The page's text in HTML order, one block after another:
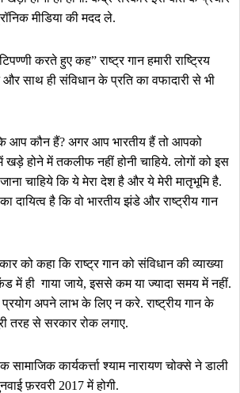
मीडिया की मदद ले.
करते हुए कह” राष्ट्र गान हमारी राष्ट्रिय
और साथ ही संविधान के प्रति का वफादारी से भी
आप कौन हैं? अगर आप भारतीय हैं तो आपको
खड़े होने में तकलीफ नहीं होनी चाहिये. लोगों को इस
चाहिये कि ये मेरा देश है और ये मेरी मातृभूमि है.
दायित्व है कि वो भारतीय झंडे और राष्ट्रीय गान
को कहा कि राष्ट्र गान को संविधान की व्याख्या
ही गाया जाये, इससे कम या ज्यादा समय में नहीं.
प्रयोग अपने लाभ के लिए न करे. राष्ट्रीय गान के
तरह से सरकार रोक लगाए.
कार्यकर्त्ता श्याम नारायण चोक्से ने डाली
फ़रवरी 2017 में होगी.